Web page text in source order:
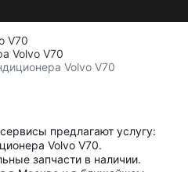
V70
Volvo V70
Volvo V70
предлагают услугу:
Volvo V70.
запчасти в наличии.